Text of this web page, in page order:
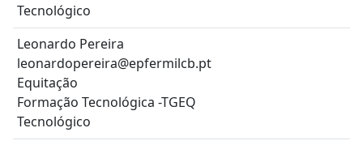
Tecnológico
Leonardo Pereira
leonardopereira@epfermilcb.pt
Equitação
Formação Tecnológica -TGEQ
Tecnológico